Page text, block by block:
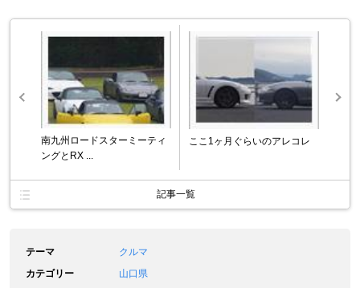
南九州ロードスターミーティ
ングとRX ...
ここ1ヶ月ぐらいのアレコレ
記事一覧
テーマ
クルマ
カテゴリー
山口県